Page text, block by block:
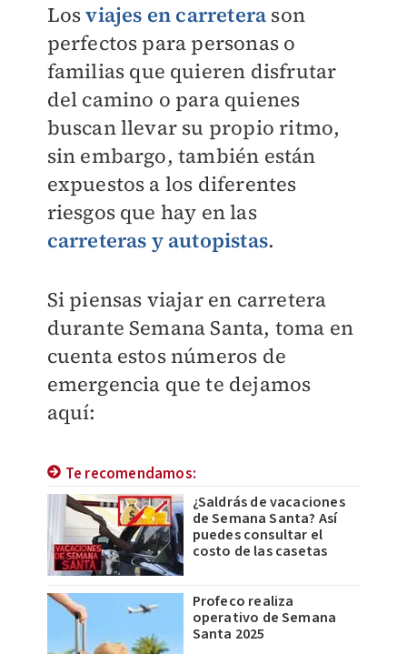
Losviajes en carretera son
perfectos para personas o
familias que quieren disfrutar
del camino o para quienes
buscan llevar su propio ritmo,
sin embargo, también están
expuestos a los diferentes
riesgos que hay en las
carreteras y autopistas.
Si piensas viajar en carretera
durante Semana Santa, toma en
cuenta estos números de
emergencia que te dejamos
aquí:
Te recomendamos:
¿Saldrás de vacaciones
de Semana Santa? Así
puedes consultar el
costo de las casetas
Profeco realiza
operativo de Semana
Santa 2025